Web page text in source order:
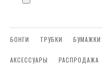
БОНГИ ТРУБКИ БУМАЖКИ
АКСЕССУАРЫ РАСПРОДАЖА